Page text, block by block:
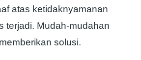
atas ketidaknyamanan
terjadi. Mudah-mudahan
solusi.